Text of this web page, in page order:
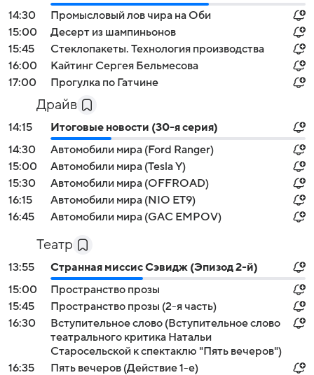
14:30
Промысловый лов чира на Оби
15:00
Десерт из шампиньонов
15:45
Стеклопакеты. Технология производства
16:00
Кайтинг Сергея Бельмесова
17:00
Прогулка по Гатчине
Драйв
14:15
Итоговые новости (30-я серия)
14:30
Автомобили мира (Ford Ranger)
15:00
Автомобили мира (Tesla Y)
15:30
Автомобили мира (OFFROAD)
16:15
Автомобили мира (NIO ET9)
16:45
Автомобили мира (GAC EMPOV)
Театр
13:55
Странная миссис Сэвидж (Эпизод 2-й)
15:00
Пространство прозы
15:45
Пространство прозы (2-я часть)
16:30
Вступительное слово (Вступительное слово
театрального критика Натальи
Старосельской к спектаклю "Пять вечеров")
16:35
Пять вечеров (Действие 1-е)